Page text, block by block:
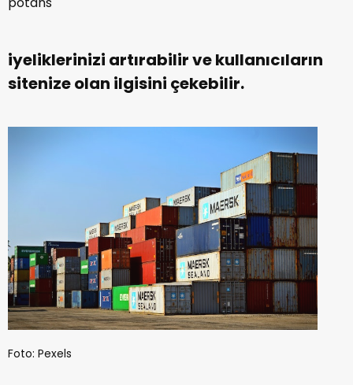
iyeliklerinizi artırabilir ve kullanıcıların
sitenize olan ilgisini çekebilir.
Foto: Pexels